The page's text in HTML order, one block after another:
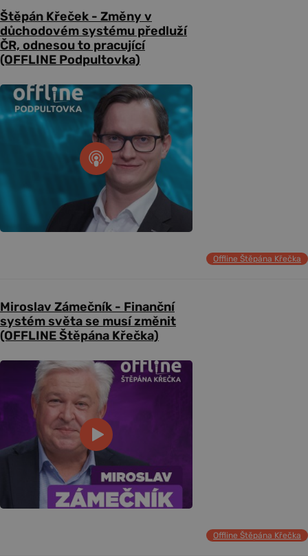
Štěpán Křeček - Změny v
důchodovém systému předluží
ČR, odnesou to pracující
(OFFLINE Podpultovka)
Offline Štěpána Křečka
Miroslav Zámečník - Finanční
systém světa se musí změnit
(OFFLINE Štěpána Křečka)
Offline Štěpána Křečka